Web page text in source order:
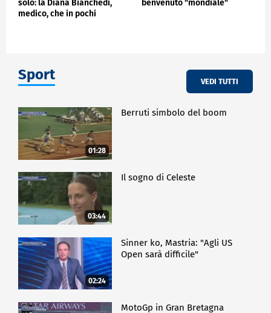
solo: la Diana Bianchedi,
medico, che in pochi
benvenuto "mondiale"
Sport VEDI TUTTI
01:28
Berruti simbolo del boom
03:44
Il sogno di Celeste
02:24
Sinner ko, Mastria: "Agli US
Open sarà difficile"
MotoGp in Gran Bretagna